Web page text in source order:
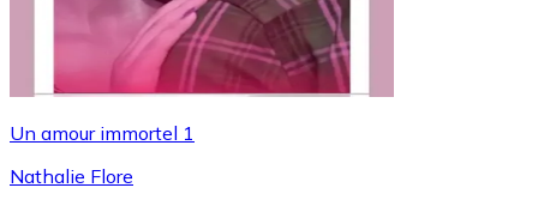
Un amour immortel 1
Nathalie Flore